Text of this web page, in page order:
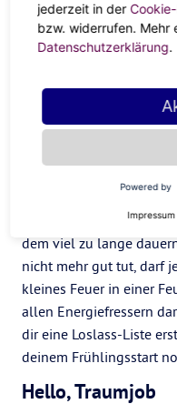
Wurmmond dein
aufzuräumen. Was oder
nehmen? Und was
indem du einmal alles
durch den Kopf geht.
Must-haves and Let-Gos
, Bad
dem viel zu lange
nicht mehr gut tut, darf
kleines Feuer in einer
allen Energiefressern
dir eine Loslass-Liste
deinem Frühlingsstart
Hello, Traumjob
jederzeit in der
bzw. widerrufen. Mehr
Datenschutzerklärung.
Powered by
Impressum